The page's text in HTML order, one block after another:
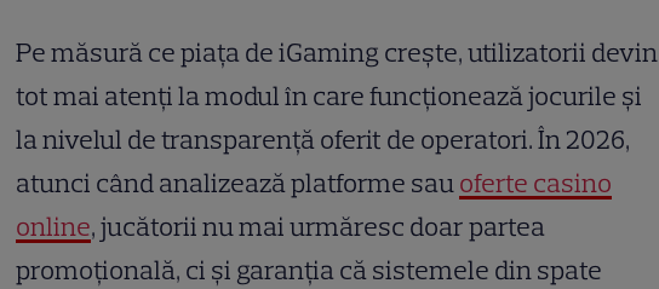
Pe măsură ce piața de iGaming crește, utilizatorii devin
tot mai atenți la modul în care funcționează jocurile și
la nivelul de transparență oferit de operatori. În 2026,
atunci când analizează platforme sauoferte casino
online, jucătorii nu mai urmăresc doar partea
promoțională, ci și garanția că sistemele din spate